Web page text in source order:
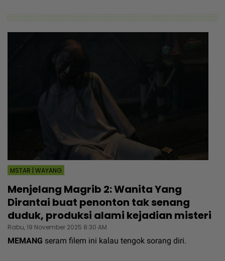
MSTAR | WAYANG
Menjelang Magrib 2: Wanita Yang
Dirantai buat penonton tak senang
duduk, produksi alami kejadian misteri
Rabu, 19 November 2025 8:30 AM
MEMANG seram filem ini kalau tengok sorang diri.